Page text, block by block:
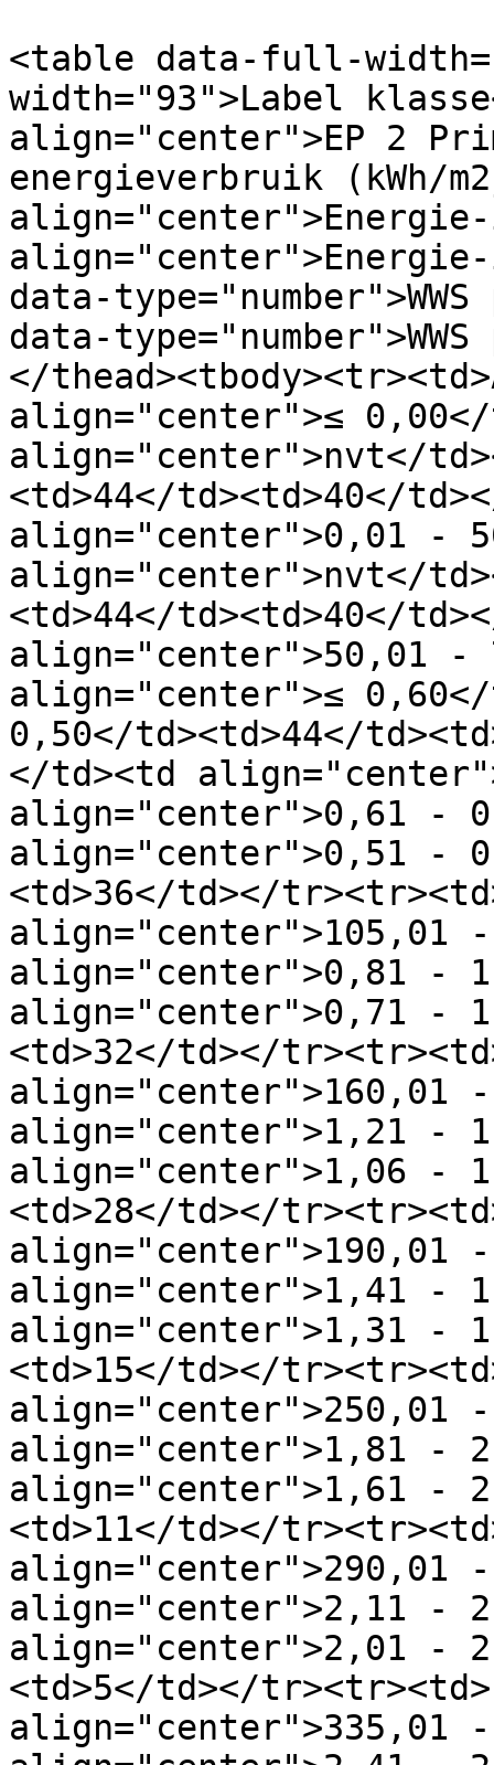
<table data-full-
width="93">Label
align="center">EP 2
energieverbruik (kWh/
data-
data-
</
align="center">≤
align="center">nvt</
<td>44</td><td>40</
align="center">0,01 -
align="center">nvt</
<td>44</td><td>40</
align="center">50,01 -
align="center">≤
0,50</td><td>44</
</td><td
align="center">0,61 -
align="center">0,51 -
<td>36</td></
align="center">105,01
align="center">0,81 -
align="center">0,71 -
<td>32</td></
align="center">160,01
align="center">1,21 -
align="center">1,06 -
<td>28</td></
align="center">190,01
align="center">1,41 -
align="center">1,31 -
<td>15</td></
align="center">250,01
align="center">1,81 -
align="center">1,61 -
<td>11</td></
align="center">290,01
align="center">2,11 -
align="center">2,01 -
<td>5</td></
align="center">335,01